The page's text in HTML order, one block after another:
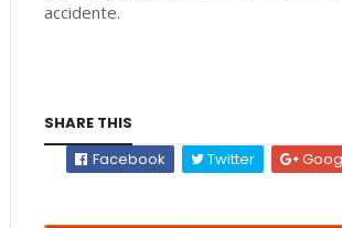
accidente.
SHARE THIS
Facebook
Twitter